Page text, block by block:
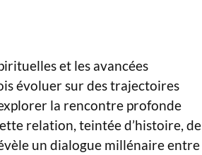
et les avancées
évoluer sur des trajectoires
la rencontre profonde
relation, teintée d’histoire, de
un dialogue millénaire entre